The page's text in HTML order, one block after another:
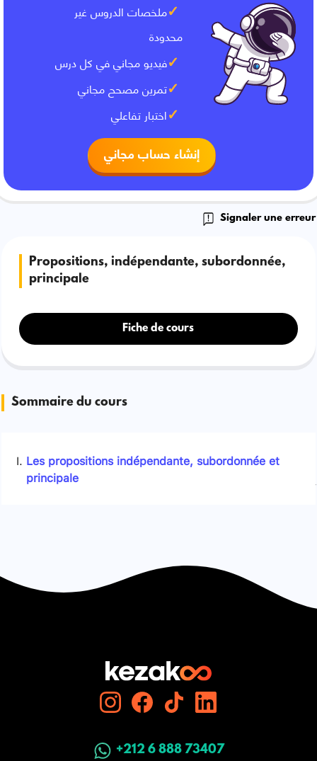
ملخصات الدروس غير
محدودة
فيديو مجاني في كل درس
تمرين مصحح مجاني
اختبار تفاعلي
إنشاء حساب مجاني
Signaler une erreur
Propositions, indépendante, subordonnée,
principale
Fiche de cours
Sommaire du cours
Les propositions indépendante, subordonnée et
principale
+212 6 888 73407